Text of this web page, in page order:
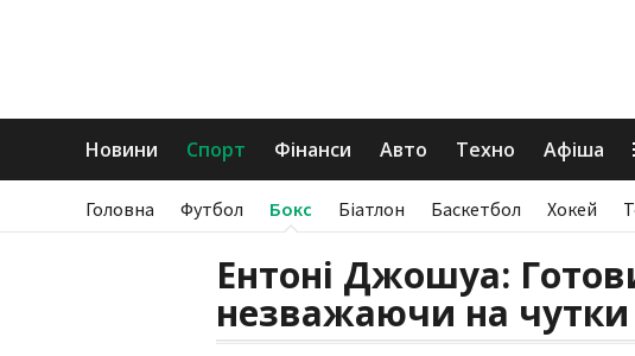
Новини Спорт Фінанси Авто Техно Афіша
Головна Футбол Бокс Біатлон Баскетбол Хокей
Ентоні Джошуа:
незважаючи на чутки